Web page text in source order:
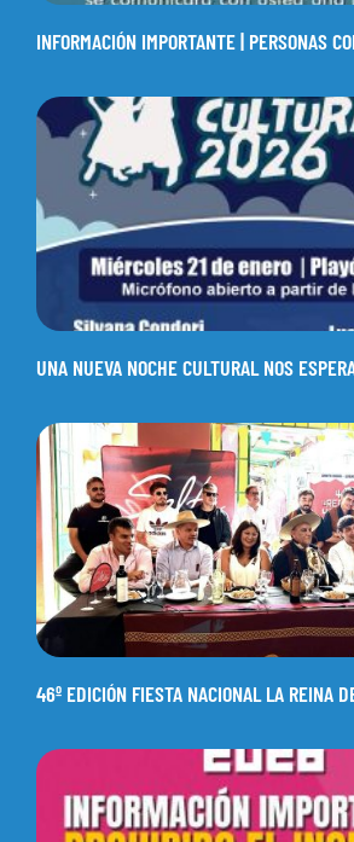
INFORMACIÓN IMPORTANTE | PERSONAS
UNA NUEVA NOCHE CULTURAL NOS
46º EDICIÓN FIESTA NACIONAL LA REINA